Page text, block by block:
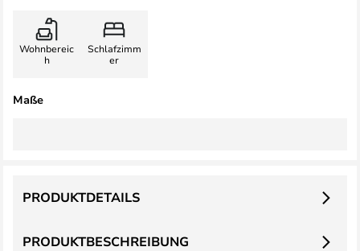
Wohnbereic
h
Schlafzimm
er
Maße
PRODUKTBESCHREIBUNG
PRODUKTDETAILS